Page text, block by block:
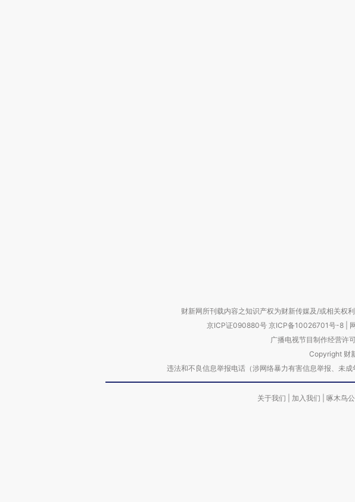
财新网所刊载内容之知识产权为财新传媒及/或相关权
京ICP证090880号 京ICP备10026701号-8
广播电视节目制作经营许
Copyright 财
违法和不良信息举报电话（涉网络暴力有害信息举报、
关于我们 加入我们 啄木鸟